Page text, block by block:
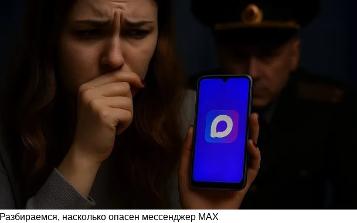
Разбираемся, насколько опасен мессенджер MAX